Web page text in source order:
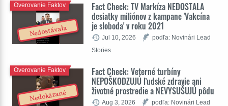
Nedostávala
Fact Check: TV Markíza NEDOSTALA
desiatky miliónov z kampane 'Vakcína
je sloboda' v roku 2021
Overovanie Faktov
Jul 10, 2026
podľa: Novinári Lead
Stories
Nedokázané
Fact Check: Veterné turbíny
NEPOŠKODZUJÚ ľudské zdravie ani
životné prostredie a NEVYSUŠUJÚ pôdu
Overovanie Faktov
Aug 3, 2026
podľa: Novinári Lead